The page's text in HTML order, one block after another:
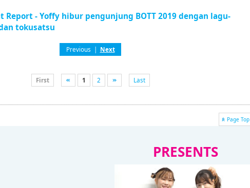
Report - Yoffy hibur pengunjung BOTT 2019 dengan lagu-
tokusatsu
Previous | Next
First 1 2 Last
Page Top
PRESENTS